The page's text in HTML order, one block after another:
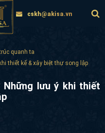
cskh@akisa.vn
quanh ta
thiết kế & xây biệt thự song lập
Những lưu ý khi
lập